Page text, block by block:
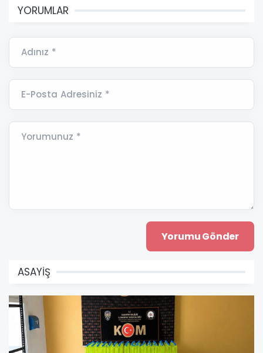
YORUMLAR
Adınız *
E-Posta Adresiniz *
Yorumunuz *
ASAYİŞ